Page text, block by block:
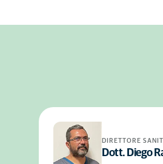
DIRETTORE
Dott. Diego